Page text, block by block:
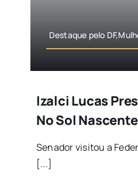
Destaque pelo
Izalci Lucas
No Sol
Senador visitou a
[...]